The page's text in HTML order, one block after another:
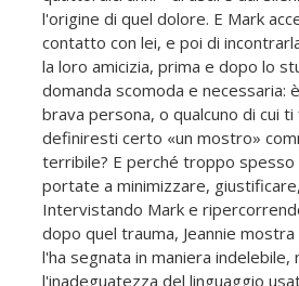
l'origine di quel dolore. E Mark
contatto con lei, e poi di
la loro amicizia, prima e dopo lo
domanda scomoda e necessaria:
brava persona, o qualcuno di cui ti
definiresti certo «un mostro»
terribile? E perché troppo
portate a minimizzare,
Intervistando Mark e
dopo quel trauma, Jeannie
l'ha segnata in maniera indelebile,
l'inadeguatezza del linguaggio